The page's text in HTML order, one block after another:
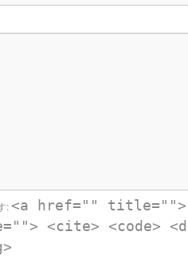
:<a href="" title="">
<cite> <code>